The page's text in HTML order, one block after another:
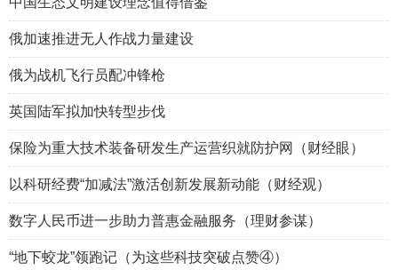
俄加速推进无人作战力量建设
俄为战机飞行员配冲锋枪
英国陆军拟加快转型步伐
保险为重大技术装备研发生产运营织就防护网（财经眼）
以科研经费“加减法”激活创新发展新动能（财经观）
数字人民币进一步助力普惠金融服务（理财参谋）
“地下蛟龙”领跑记（为这些科技突破点赞④）